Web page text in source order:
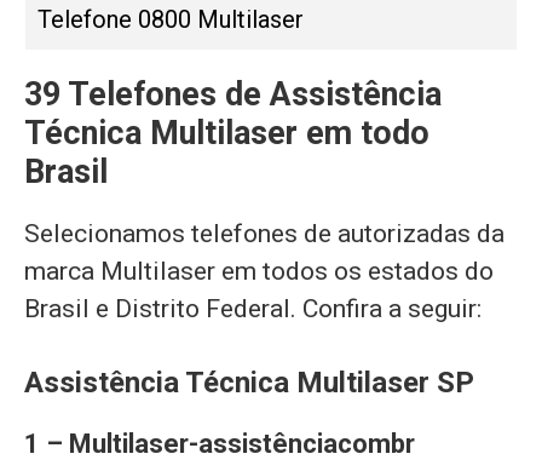
Telefone 0800 Multilaser
39 Telefones de Assistência
Técnica Multilaser em todo
Brasil
Selecionamos telefones de autorizadas da
marca Multilaser em todos os estados do
Brasil e Distrito Federal. Confira a seguir:
Assistência Técnica Multilaser SP
1 – Multilaser-assistênciacombr